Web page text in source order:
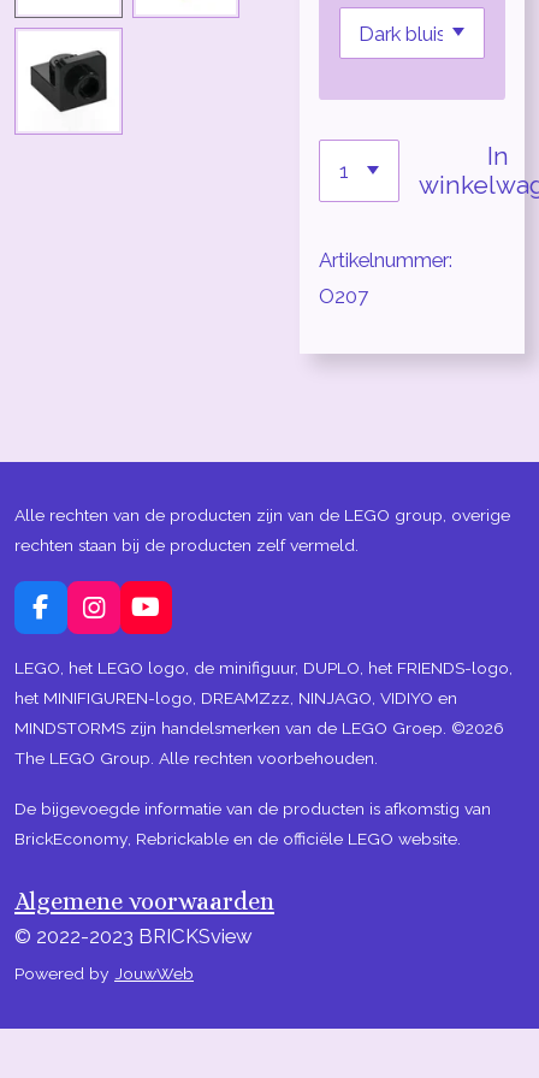
In
Artikelnummer:
O207
Alle rechten van de producten zijn van de LEGO group, overige
rechten staan bij de producten zelf vermeld.
F
a
c
e
o
o
I
n
s
t
g
r
m
Y
o
u
T
b
e
LEGO, het LEGO logo, de minifiguur, DUPLO, het FRIENDS-logo,
het MINIFIGUREN-logo, DREAMZzz, NINJAGO, VIDIYO en
MINDSTORMS zijn handelsmerken van de LEGO Groep. ©2026
The LEGO Group. Alle rechten voorbehouden.
De bijgevoegde informatie van de producten is afkomstig van
BrickEconomy, Rebrickable en de officiële LEGO website.
Algemene voorwaarden
© 2022-2023 BRICKSview
Powered by JouwWeb